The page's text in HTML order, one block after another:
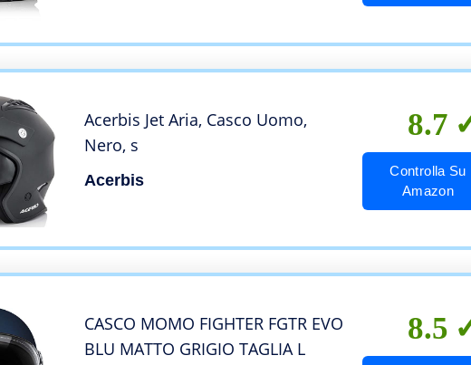
Acerbis Jet Aria, Casco Uomo,
Nero, s
Acerbis
8.7
Controlla Su
Amazon
CASCO MOMO FIGHTER FGTR EVO
BLU MATTO GRIGIO TAGLIA L
8.5